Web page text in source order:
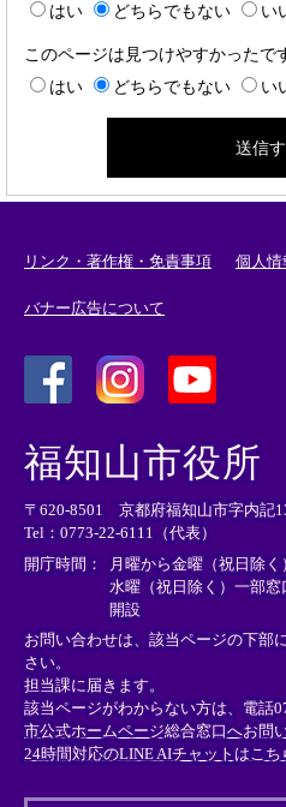
はい
どちらでもない い
このページは見つけやすかったで
はい
どちらでもない い
リンク・著作権・免責事項 個人情
バナー広告について
外
部
リ
ン
ク
＞
外
リ
ン
ク
＞
外
部
ン
ク
＞
福知山市役所
〒620-8501 京都府福知山市字内記
Tel：0773-22-6111（代表）
開庁時間： 月曜から金曜（祝日除
水曜（祝日除く）一部
開設
お問い合わせは、該当ページの下部
さい。
担当課に届きます。
該当ページがわからない方は、電話
市公式ホームページ総合窓口へお問
24時間対応のLINE AIチャットはこち
外